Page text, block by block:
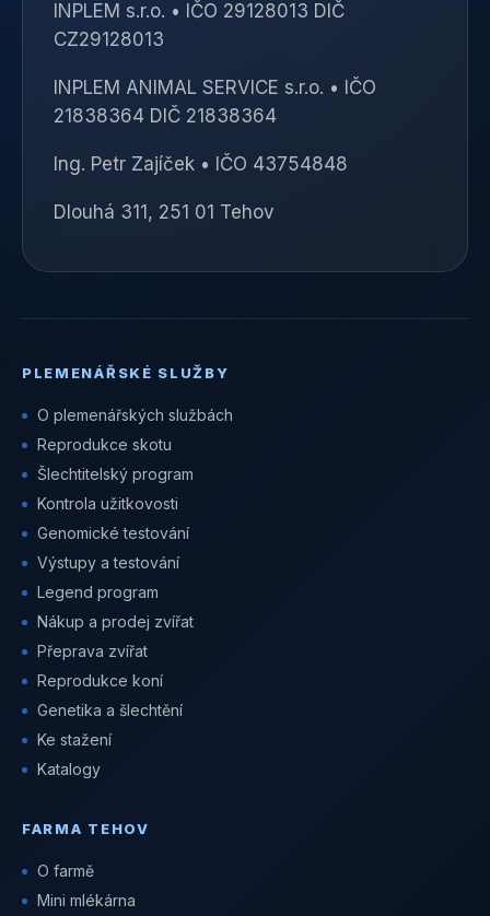
INPLEM s.r.o. • IČO 29128013 DIČ
CZ29128013
INPLEM ANIMAL SERVICE s.r.o. • IČO
21838364 DIČ 21838364
Ing. Petr Zajíček • IČO 43754848
Dlouhá 311, 251 01 Tehov
PLEMENÁŘSKÉ SLUŽBY
O plemenářských službách
Reprodukce skotu
Šlechtitelský program
Kontrola užitkovosti
Genomické testování
Výstupy a testování
Legend program
Nákup a prodej zvířat
Přeprava zvířat
Reprodukce koní
Genetika a šlechtění
Ke stažení
Katalogy
FARMA TEHOV
O farmě
Mini mlékárna